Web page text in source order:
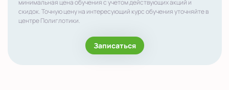
минимальная цена обучения с учетом действующих акций и
скидок. Точную цену на интересующий курс обучения уточняйте в
центре Полиглотики.
Записаться